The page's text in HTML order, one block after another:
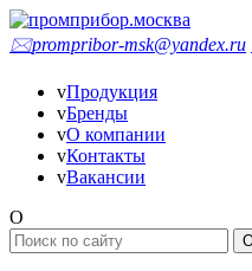
🖂prompribor-msk@yandex.ru
vПродукция
vБренды
vО компании
vКонтакты
vВакансии
O